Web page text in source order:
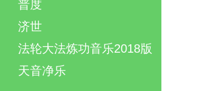
普度
济世
法轮大法炼功音乐2018版
天音净乐